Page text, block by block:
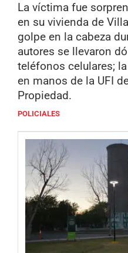
La víctima fue
en su vivienda de
golpe en la cabeza
autores se llevaron
teléfonos celulares;
en manos de la UFI
Propiedad.
POLICIALES